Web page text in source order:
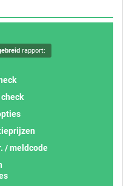
rapport:
/ meldcode